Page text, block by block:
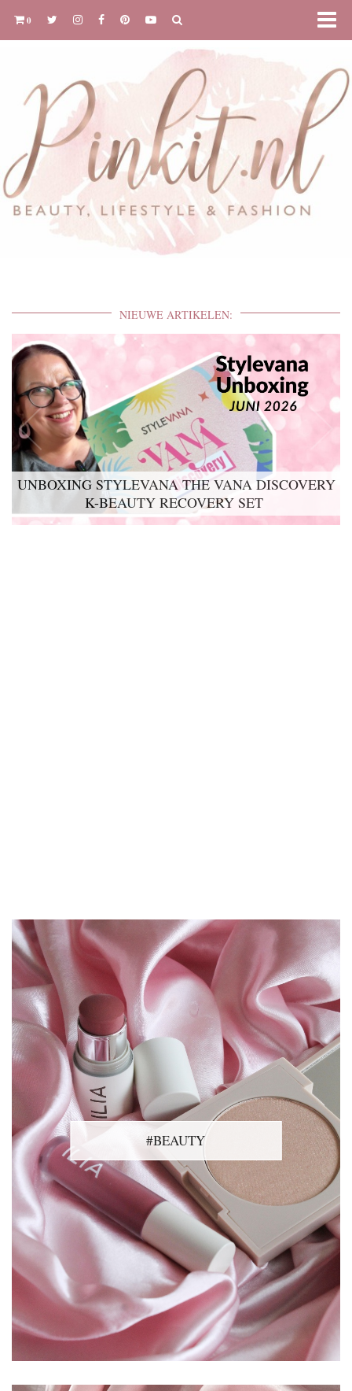
0
NIEUWE ARTIKELEN:
UNBOXING STYLEVANA THE VANA DISCOVERY
K-BEAUTY RECOVERY SET
#BEAUTY